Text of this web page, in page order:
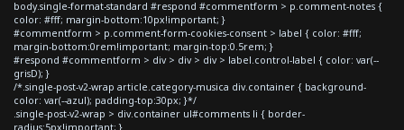
body.single-format-standard #respond #commentform > p.comment-notes {
color: #fff; margin-bottom:10px!important; }
#commentform > p.comment-form-cookies-consent > label { color: #fff;
margin-bottom:0rem!important; margin-top:0.5rem; }
#respond #commentform > div > div > div > label.control-label { color: var(--
grisD); }
/*.single-post-v2-wrap article.category-musica div.container { background-
color: var(--azul); padding-top:30px; }*/
.single-post-v2-wrap > div.container ul#comments li { border-
radius:5px!important; }